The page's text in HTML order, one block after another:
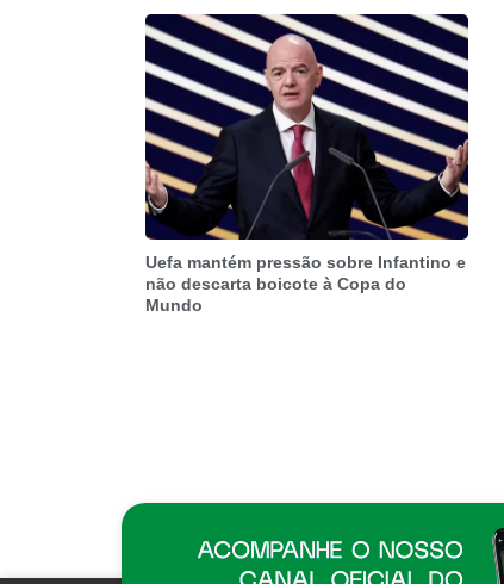
Uefa mantém pressão sobre Infantino e
não descarta boicote à Copa do
Mundo